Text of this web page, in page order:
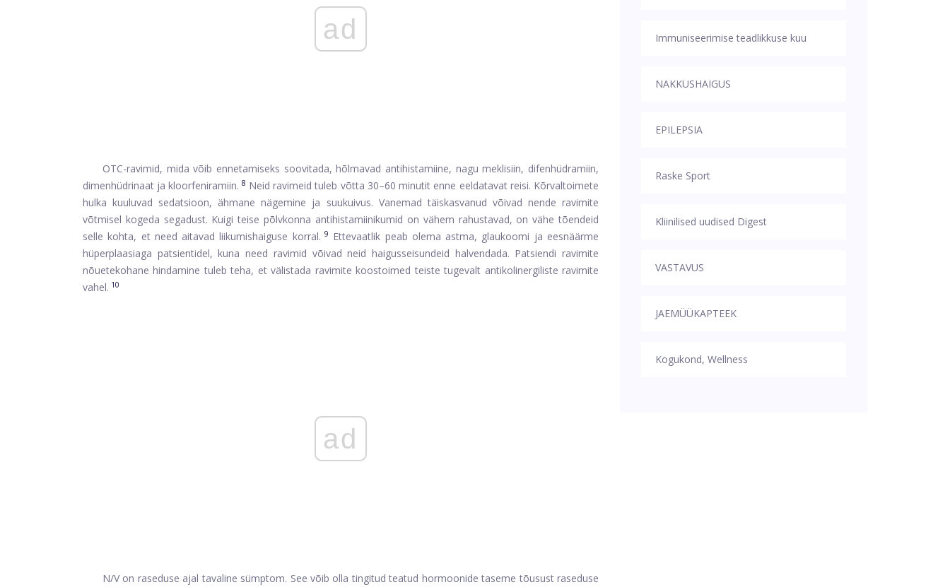
ad
OTC-ravimid, mida võib ennetamiseks soovitada, hõlmavad antihistamiine, nagu meklisiin, difenhüdramiin,
dimenhüdrinaat ja kloorfeniramiin. 8 Neid ravimeid tuleb võtta 30–60 minutit enne eeldatavat reisi. Kõrvaltoimete
hulka kuuluvad sedatsioon, ähmane nägemine ja suukuivus. Vanemad täiskasvanud võivad nende ravimite
võtmisel kogeda segadust. Kuigi teise põlvkonna antihistamiinikumid on vähem rahustavad, on vähe tõendeid
selle kohta, et need aitavad liikumishaiguse korral. 9 Ettevaatlik peab olema astma, glaukoomi ja eesnäärme
hüperplaasiaga patsientidel, kuna need ravimid võivad neid haigusseisundeid halvendada. Patsiendi ravimite
nõuetekohane hindamine tuleb teha, et välistada ravimite koostoimed teiste tugevalt antikolinergiliste ravimite
vahel. 10
ad
N/V on raseduse ajal tavaline sümptom. See võib olla tingitud teatud hormoonide taseme tõusust raseduse
Immuniseerimise teadlikkuse kuu
NAKKUSHAIGUS
EPILEPSIA
Raske Sport
Kliinilised uudised Digest
VASTAVUS
JAEMÜÜKAPTEEK
Kogukond, Wellness